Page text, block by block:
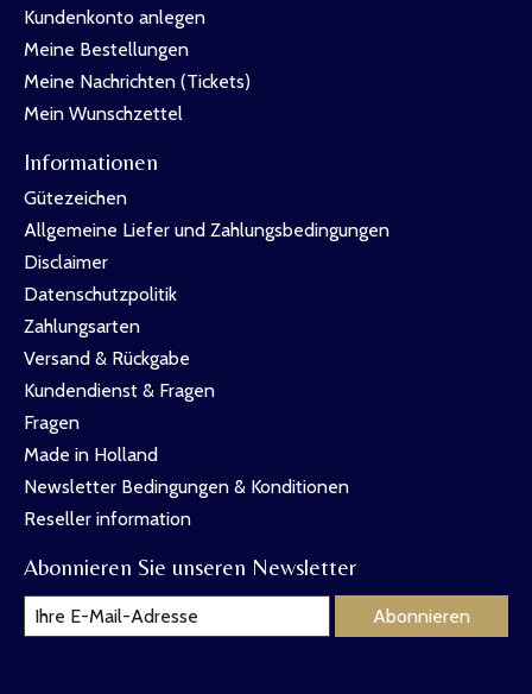
Kundenkonto anlegen
Meine Bestellungen
Meine Nachrichten (Tickets)
Mein Wunschzettel
Informationen
Gütezeichen
Allgemeine Liefer und Zahlungsbedingungen
Disclaimer
Datenschutzpolitik
Zahlungsarten
Versand & Rückgabe
Kundendienst & Fragen
Fragen
Made in Holland
Newsletter Bedingungen & Konditionen
Reseller information
Abonnieren Sie unseren Newsletter
Abonnieren